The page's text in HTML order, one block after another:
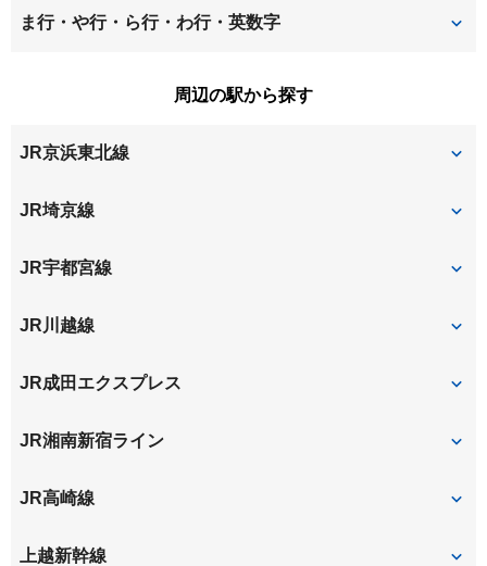
上木崎
上小町
下落合 白鍬
浅間町
仲町 八王子
ま行・や行・ら行・わ行・英数字
周辺の駅から探す
JR京浜東北線
与野
さいたま新都心
JR埼京線
与野本町
南与野
JR宇都宮線
大宮
JR川越線
大宮
JR成田エクスプレス
大宮
JR湘南新宿ライン
大宮
JR高崎線
大宮
上越新幹線